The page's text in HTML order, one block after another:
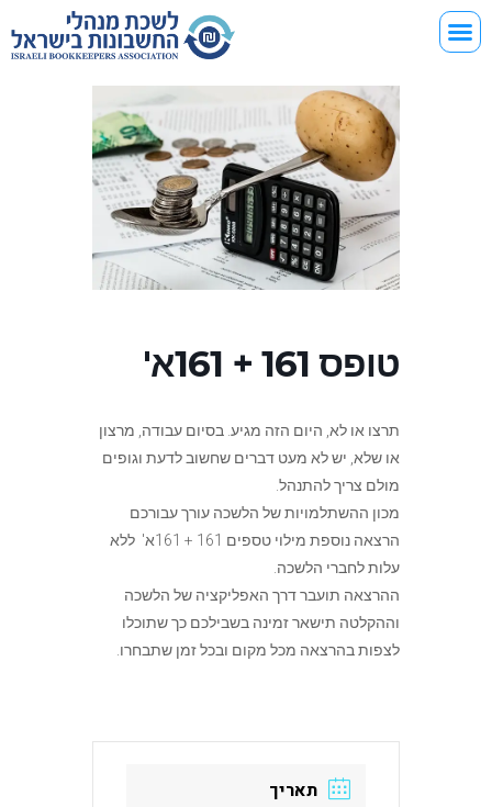
טופס 161 + 161א'
תרצו או לא, היום הזה מגיע. בסיום עבודה, מרצון
או שלא, יש לא מעט דברים שחשוב לדעת וגופים
מולם צריך להתנהל.
מכון ההשתלמויות של הלשכה עורך עבורכם
הרצאה נוספת מילוי טספים 161 + 161א' ללא
עלות לחברי הלשכה.
ההרצאה תועבר דרך האפליקציה של הלשכה
וההקלטה תישאר זמינה בשבילכם כך שתוכלו
לצפות בהרצאה מכל מקום ובכל זמן שתבחרו.